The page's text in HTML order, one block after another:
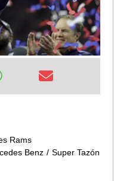
Rams
Benz Super Tazón